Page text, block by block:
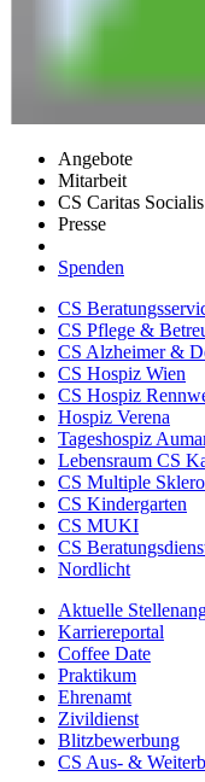
Angebote
Mitarbeit
CS Caritas Socialis
Presse
Spenden
CS
CS Pflege &
CS Alzheimer &
CS Hospiz Wien
CS Hospiz
Hospiz Verena
Tageshospiz
Lebensraum CS
CS Multiple
CS Kindergarten
CS MUKI
CS
Nordlicht
Aktuelle
Karriereportal
Coffee Date
Praktikum
Ehrenamt
Zivildienst
Blitzbewerbung
CS Aus- &